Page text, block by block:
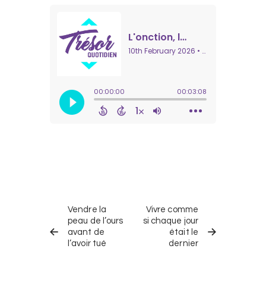
dans
les
trésors
QUOTIDIEN
PRÉCÉDENT
Vendre la
peau de l’ours
avant de
l’avoir tué
SUIVANT
Vivre comme
si chaque jour
était le
dernier